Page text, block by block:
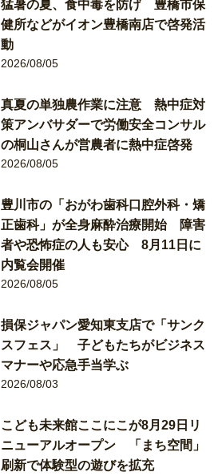
猛暑の夏、食中毒を防げ 豊橋市保
健所などがイオン豊橋南店で啓発活
動
2026/08/05
真夏の単独農作業に注意 熱中症対
策アンバサダーで労働安全コンサル
の桐山さんが営農者に熱中症啓発
2026/08/05
豊川市の「おがわ歯科口腔外科・矯
正歯科」が全身麻酔治療開始 障害
者や恐怖症の人も安心 8月11日に
内覧会開催
2026/08/05
損保ジャパン愛知東支店で「サンク
スフェス」 子どもたちがビジネス
マナーや応急手当学ぶ
2026/08/03
こども未来館ここにこが8月29日リ
ニューアルオープン 「まち空間」
刷新で体験型の遊びを拡充